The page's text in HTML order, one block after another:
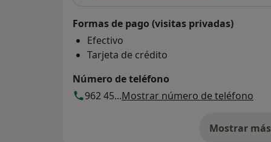
Formas de pago (visitas privadas)
Efectivo
Tarjeta de crédito
Número de teléfono
962 45...Mostrar número de teléfono
Mostrar